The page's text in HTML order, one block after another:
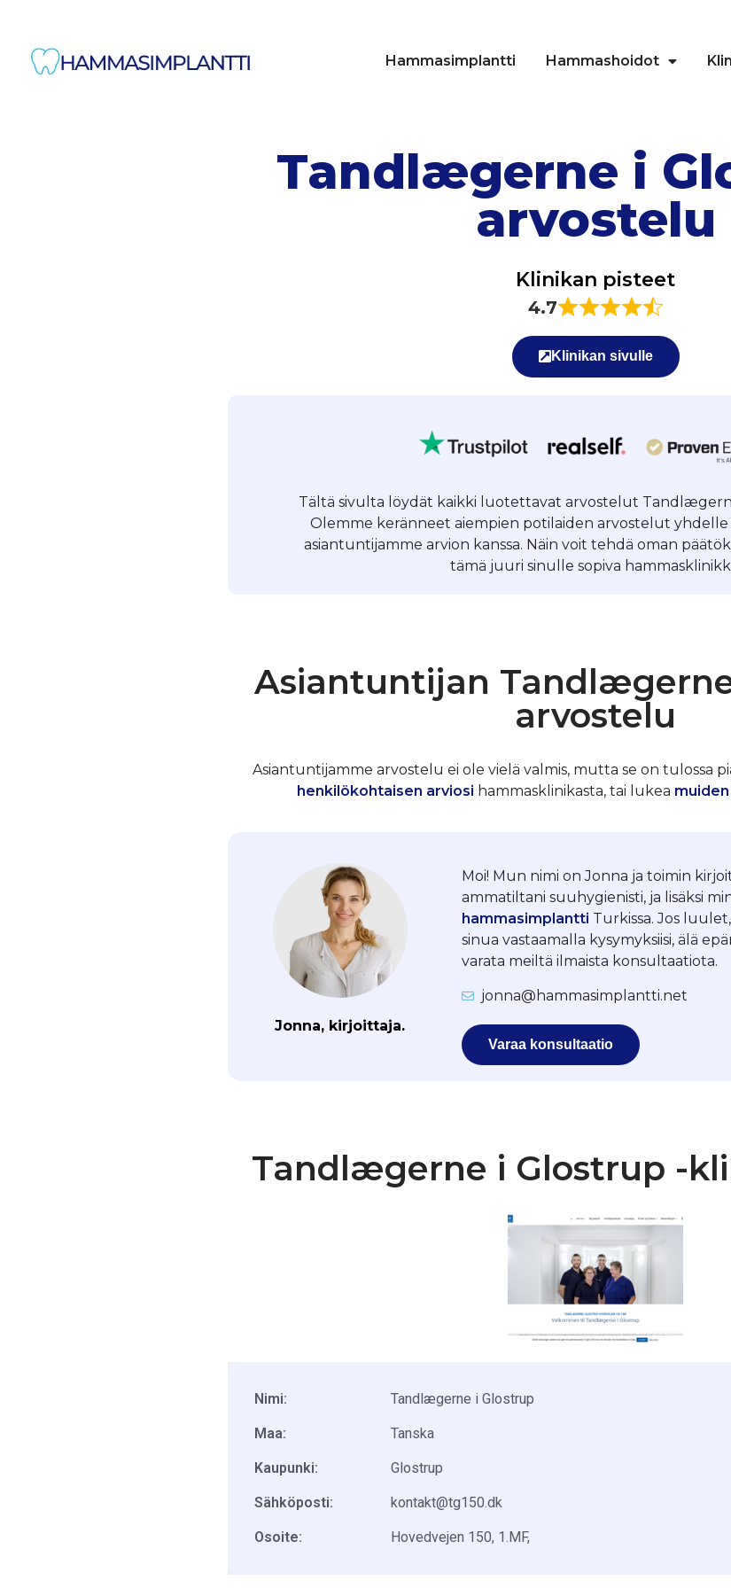
Hammasimplantti Hammashoidot
Tandlægerne i
arvostelu
Klinikan pisteet
4.7
Klinikan sivulle
Tältä sivulta löydät kaikki luotettavat arvostelut
Olemme keränneet aiempien potilaiden arvostelut yhdelle
asiantuntijamme arvion kanssa. Näin voit tehdä oman
tämä juuri sinulle sopiva
Asiantuntijan
arvostelu
Asiantuntijamme arvostelu ei ole vielä valmis, mutta se on tulossa
henkilökohtaisen arviosi hammasklinikasta, tai lukea
Jonna, kirjoittaja.
Moi! Mun nimi on Jonna ja toimin
ammatiltani suuhygienisti, ja lisäksi
hammasimplantti Turkissa. Jos
sinua vastaamalla kysymyksiisi, älä
varata meiltä ilmaista konsultaatiota.
jonna@hammasimplantti.net
Varaa konsultaatio
Tandlægerne i Glostrup -
Nimi:
Maa:
Kaupunki:
Sähköposti:
Osoite:
Tandlægerne i Glostrup
Tanska
Glostrup
kontakt@tg150.dk
Hovedvejen 150, 1.MF,